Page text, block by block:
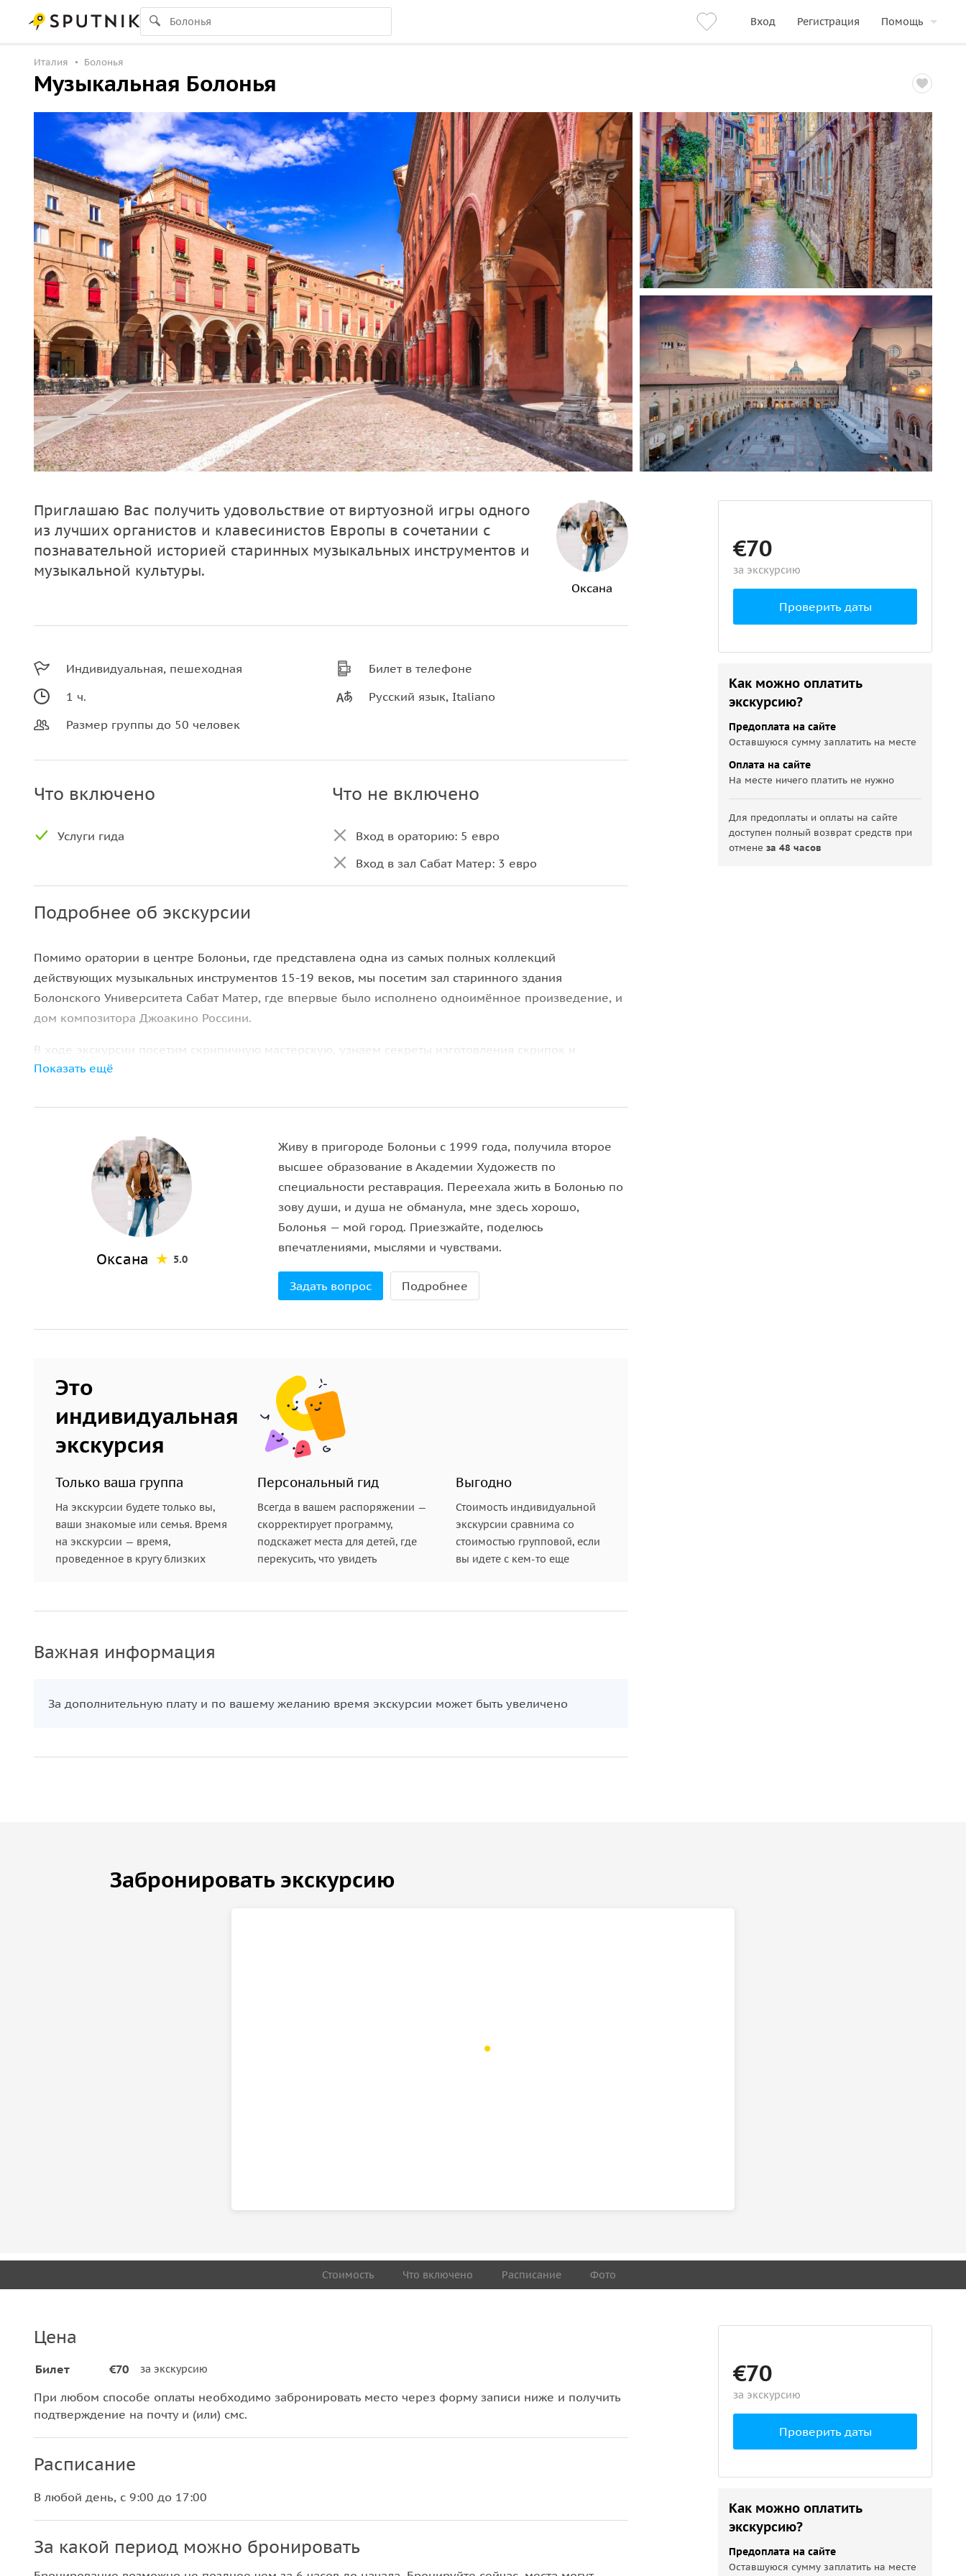
Вход Регистрация Помощь
Италия Болонья
Музыкальная Болонья
Приглашаю Вас получить удовольствие от виртуозной игры одного
из лучших органистов и клавесинистов Европы в сочетании с
познавательной историей старинных музыкальных инструментов и
музыкальной культуры.
Оксана
Индивидуальная, пешеходная
1 ч.
Размер группы до 50 человек
Билет в телефоне
Русский язык, Italiano
Что включено
Услуги гида
Что не включено
Вход в ораторию: 5 евро
Вход в зал Сабат Матер: 3 евро
Подробнее об экскурсии
Помимо оратории в центре Болоньи, где представлена одна из самых полных коллекций
действующих музыкальных инструментов 15-19 веков, мы посетим зал старинного здания
Болонского Университета Сабат Матер, где впервые было исполнено одноимённое произведение, и
дом композитора Джоакино Россини.
В ходе экскурсии посетим скрипичную мастерскую, узнаем секреты изготовления скрипок и
виолончелей.
Показать ещё
Оксана 5.0
Живу в пригороде Болоньи с 1999 года, получила второе
высшее образование в Академии Художеств по
специальности реставрация. Переехала жить в Болонью по
зову души, и душа не обманула, мне здесь хорошо,
Болонья — мой город. Приезжайте, поделюсь
впечатлениями, мыслями и чувствами.
Задать вопрос Подробнее
Это
индивидуальная
экскурсия
Только ваша группа
На экскурсии будете только вы,
ваши знакомые или семья. Время
на экскурсии — время,
проведенное в кругу близких
Персональный гид
Всегда в вашем распоряжении —
скорректирует программу,
подскажет места для детей, где
перекусить, что увидеть
Выгодно
Стоимость индивидуальной
экскурсии сравнима со
стоимостью групповой, если
вы идете с кем-то еще
Важная информация
За дополнительную плату и по вашему желанию время экскурсии может быть увеличено
€70
за экскурсию
Проверить даты
Как можно оплатить
экскурсию?
Предоплата на сайте
Оставшуюся сумму заплатить на месте
Оплата на сайте
На месте ничего платить не нужно
Для предоплаты и оплаты на сайте
доступен полный возврат средств при
отменеза 48 часов
Забронировать экскурсию
Стоимость Что включено Расписание Фото
Цена
Билет €70 за экскурсию
При любом способе оплаты необходимо забронировать место через форму записи ниже и получить
подтверждение на почту и (или) смс.
Расписание
В любой день, с 9:00 до 17:00
За какой период можно бронировать
€70
за экскурсию
Проверить даты
Как можно оплатить
экскурсию?
Предоплата на сайте
Оставшуюся сумму заплатить на месте